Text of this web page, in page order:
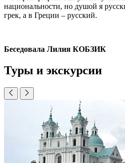
национальности, но душой я
грек, а в Греции – русский.
Беседовала Лилия КОБЗИК
Туры и экскурсии